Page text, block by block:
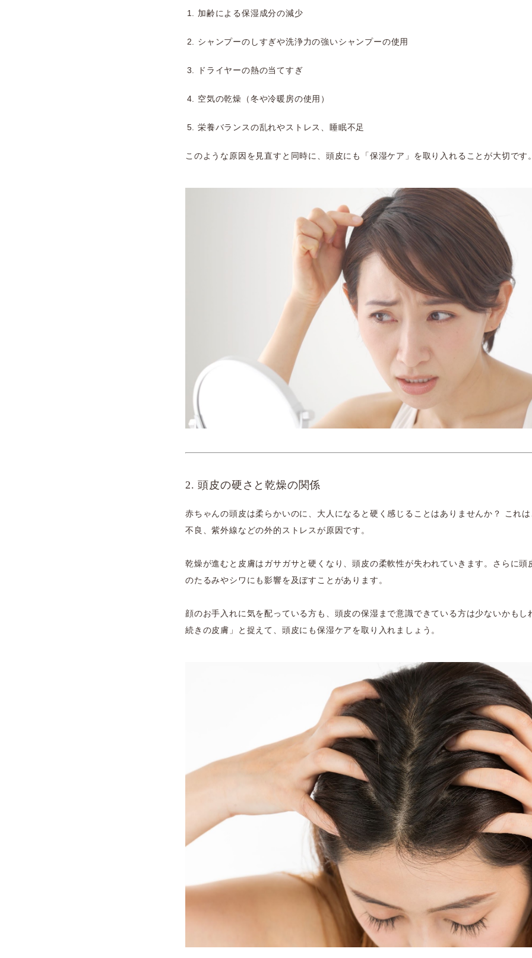
加齢による保湿成分の減少
シャンプーのしすぎや洗浄力の強いシャンプーの使用
ドライヤーの熱の当てすぎ
空気の乾燥（冬や冷暖房の使用）
栄養バランスの乱れやストレス、睡眠不足
このような原因を見直すと同時に、頭皮にも「保湿ケア」を取り入れることが大切です。
2. 頭皮の硬さと乾燥の関係
赤ちゃんの頭皮は柔らかいのに、大人になると硬く感じることはありませんか？ これ
不良、紫外線などの外的ストレスが原因です。
乾燥が進むと皮膚はガサガサと硬くなり、頭皮の柔軟性が失われていきます。さらに頭
のたるみやシワにも影響を及ぼすことがあります。
顔のお手入れに気を配っている方も、頭皮の保湿まで意識できている方は少ないかもし
続きの皮膚」と捉えて、頭皮にも保湿ケアを取り入れましょう。